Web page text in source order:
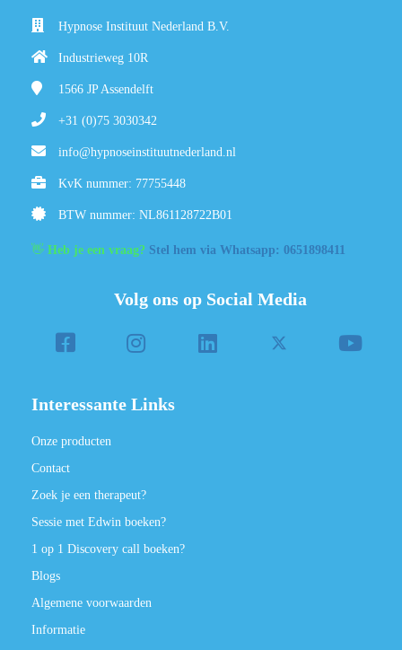
Hypnose Instituut Nederland B.V.
Industrieweg 10R
1566 JP Assendelft
+31 (0)75 3030342
info@hypnoseinstituutnederland.nl
KvK nummer: 77755448
BTW nummer: NL861128722B01
👋 Heb je een vraag? Stel hem via Whatsapp: 0651898411
Volg ons op Social Media
Interessante Links
Onze producten
Contact
Zoek je een therapeut?
Sessie met Edwin boeken?
1 op 1 Discovery call boeken?
Blogs
Algemene voorwaarden
Informatie